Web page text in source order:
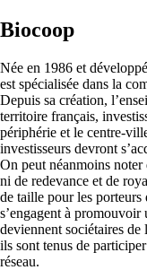
Biocoop
Née en 1986 et
est spécialisée dans la
Depuis sa création,
territoire français,
périphérie et le centre-
investisseurs devront
On peut néanmoins noter
ni de redevance et de
de taille pour les porteurs
s’engagent à promouvoir
deviennent sociétaires de
ils sont tenus de
réseau.